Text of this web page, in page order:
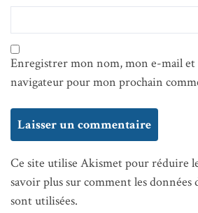
Enregistrer mon nom, mon e-mail et
navigateur pour mon prochain
Ce site utilise Akismet pour réduire
savoir plus sur comment les données
sont utilisées.